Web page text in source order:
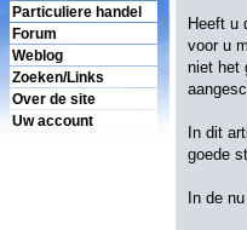
Particuliere handel
Forum
Weblog
Zoeken/Links
Over de site
Uw account
Heeft u
voor u
niet het
In dit
goede
In de